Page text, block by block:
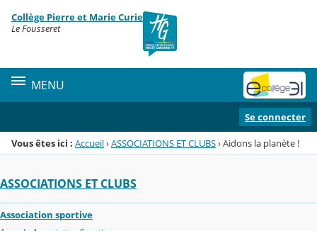
Menu de la rubrique
Contenu
Collège Pierre et Marie Curie
Le Fousseret
MENU
Se connecter
Vous êtes ici : Accueil›ASSOCIATIONS ET CLUBS›Aidons la planète !
ASSOCIATIONS ET CLUBS
Association sportive